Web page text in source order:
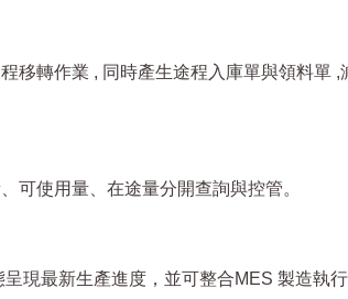
移轉作業 , 同時產生途程入庫單與領料單 ,
可使用量、在途量分開查詢與控管。
現最新生產進度，並可整合MES 製造執行